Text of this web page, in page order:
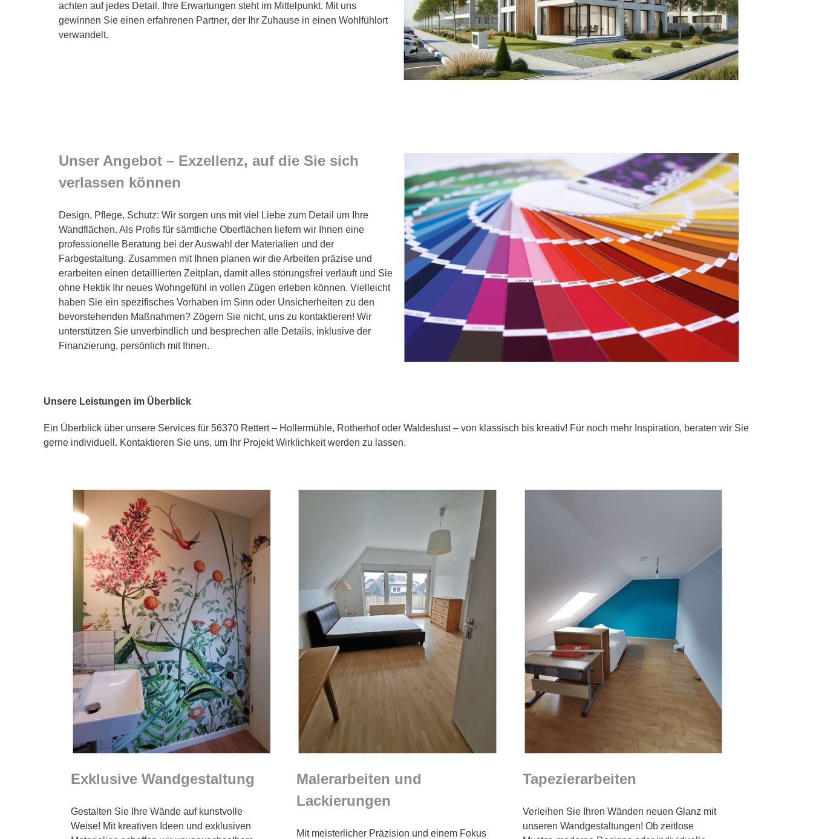
achten auf jedes Detail. Ihre Erwartungen steht im Mittelpunkt. Mit uns
gewinnen Sie einen erfahrenen Partner, der Ihr Zuhause in einen Wohlfühlort
verwandelt.
Unser Angebot – Exzellenz, auf die Sie sich
verlassen können
Design, Pflege, Schutz: Wir sorgen uns mit viel Liebe zum Detail um Ihre
Wandflächen. Als Profis für sämtliche Oberflächen liefern wir Ihnen eine
professionelle Beratung bei der Auswahl der Materialien und der
Farbgestaltung. Zusammen mit Ihnen planen wir die Arbeiten präzise und
erarbeiten einen detaillierten Zeitplan, damit alles störungsfrei verläuft und Sie
ohne Hektik Ihr neues Wohngefühl in vollen Zügen erleben können. Vielleicht
haben Sie ein spezifisches Vorhaben im Sinn oder Unsicherheiten zu den
bevorstehenden Maßnahmen? Zögern Sie nicht, uns zu kontaktieren! Wir
unterstützen Sie unverbindlich und besprechen alle Details, inklusive der
Finanzierung, persönlich mit Ihnen.
Unsere Leistungen im Überblick
Ein Überblick über unsere Services für 56370 Rettert – Hollermühle, Rotherhof oder Waldeslust – von klassisch bis kreativ! Für noch mehr Inspiration, beraten wir Sie
gerne individuell. Kontaktieren Sie uns, um Ihr Projekt Wirklichkeit werden zu lassen.
Exklusive Wandgestaltung
Gestalten Sie Ihre Wände auf kunstvolle
Weise! Mit kreativen Ideen und exklusiven
Malerarbeiten und
Lackierungen
Mit meisterlicher Präzision und einem Fokus
Tapezierarbeiten
Verleihen Sie Ihren Wänden neuen Glanz mit
unseren Wandgestaltungen! Ob zeitlose